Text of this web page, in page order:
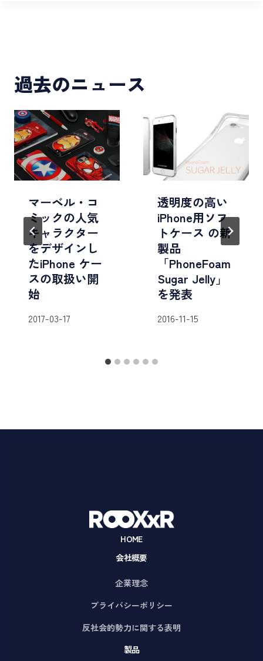
過去のニュース
マーベル・コ
ミックの人気
キャラクター
をデザインし
たiPhone ケー
スの取扱い開
始
2017-03-17
透明度の高い
iPhone用ソフ
トケース の新
製品
「PhoneFoam
Sugar Jelly」
を発表
2016-11-15
HOME
会社概要
企業理念
プライバシーポリシー
反社会的勢力に関する表明
製品